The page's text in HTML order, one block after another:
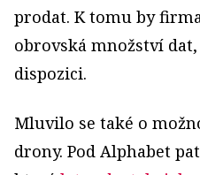
prodat. K tomu by
obrovská množství
dispozici.
Mluvilo se také o
drony. Pod Alphabet